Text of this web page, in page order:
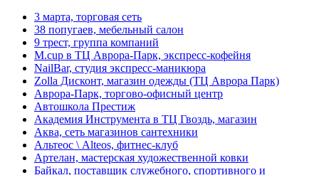
3 марта, торговая сеть
38 попугаев, мебельный салон
9 трест, группа компаний
M.cup в ТЦ Аврора-Парк, экспресс-кофейня
NailBar, студия экспресс-маникюра
Zolla Дисконт, магазин одежды (ТЦ Аврора Парк)
Аврора-Парк, торгово-офисный центр
Автошкола Престиж
Академия Инструмента в ТЦ Гвоздь, магазин
Аква, сеть магазинов сантехники
Альтеос \ Alteos, фитнес-клуб
Артелан, мастерская художественной ковки
Байкал, поставщик служебного, спортивного и